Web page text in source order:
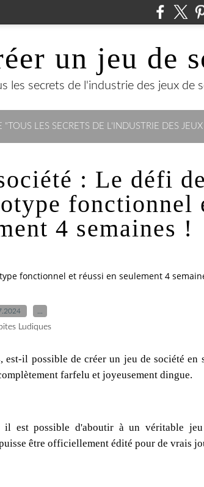
un jeu de
les secrets de l'industrie des jeux de
"TOUS LES SECRETS DE L'INDUSTRIE DES
: Le défi de
fonctionnel
4 semaines !
fonctionnel et réussi en seulement 4
Ludiques
il possible de créer un jeu de société en
farfelu et joyeusement dingue.
est possible d'aboutir à un véritable jeu
être officiellement édité pour de vrais